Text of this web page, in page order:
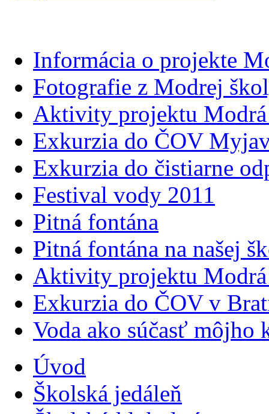
Informácia o projekte
Fotografie z Modrej
Aktivity projektu
Exkurzia do ČOV
Exkurzia do čistiarne
Festival vody 2011
Pitná fontána
Pitná fontána na našej
Aktivity projektu
Exkurzia do ČOV v
Voda ako súčasť môjho
Úvod
Školská jedáleň